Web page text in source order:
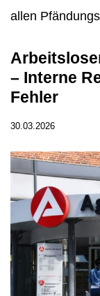
allen
– Interne
Fehler
30.03.2026